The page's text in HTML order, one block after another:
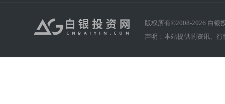
版权所有©2008-2026 白银
声明：本站提供的资讯、